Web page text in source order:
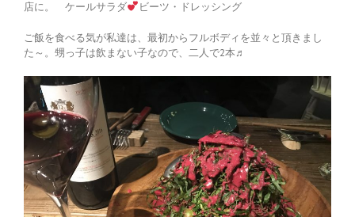
店に。 ケールサラダ
ビーツ・ドレッシング
ご飯を食べる気が私達は、最初からフルボディを並々と頂きまし
た～。甥っ子は飲まない子なので、二人で2本♬